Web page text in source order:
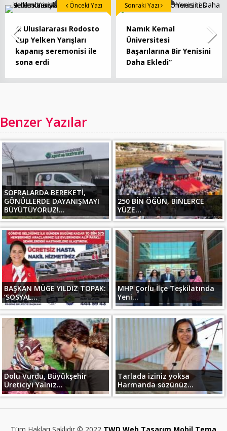
4. Uluslararası Rodosto
Cup Yelken Yarışları
kapanış seremonisi ile
sona erdi
Önceki Yazı
Namık Kemal
Üniversitesi
Başarılarına Bir Yenisini
Daha Ekledi”
Sonraki Yazı
Benzer Yazılar
SOFRALARDA BEREKETİ,
GÖNÜLLERDE DAYANIŞMAYI
BÜYÜTÜYORUZ!...
250 BİN ÖĞÜN, BİNLERCE
YÜZE...
BAŞKAN MÜGE YILDIZ TOPAK:
‘SOSYAL...
MHP Çorlu İlçe Teşkilatında
Yeni...
Dolu Vurdu, Büyükşehir
Üreticiyi Yalnız...
Tarlada iziniz yoksa
Harmanda sözünüz...